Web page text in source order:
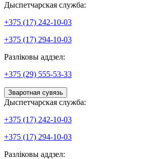
Дыспетчарская служба:
+375 (17) 242-10-03
+375 (17) 294-10-03
Разліковы аддзел:
+375 (29) 555-53-33
Зваротная сувязь
Дыспетчарская служба:
+375 (17) 242-10-03
+375 (17) 294-10-03
Разліковы аддзел: